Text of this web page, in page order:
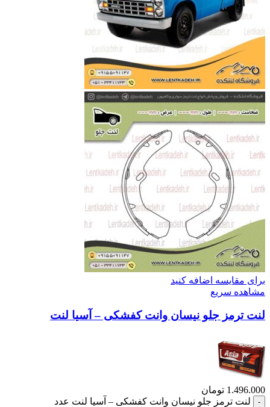
برای مقایسه اضافه کنید
مشاهده سریع
لنت ترمز جلو نیسان وانت کفشکی – آسیا لنت
1.496.000 تومان
لنت ترمز جلو نیسان وانت کفشکی – آسیا لنت عدد